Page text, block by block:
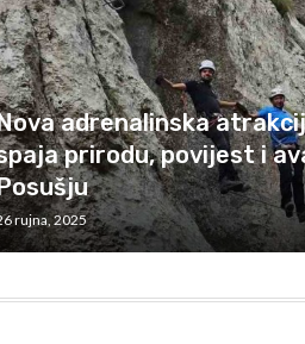
adrenalinska
prirodu, povijest i
rujna, 2025